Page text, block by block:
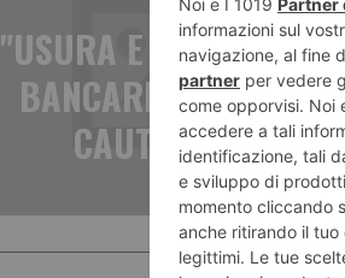
"USURA E ANATOCISMO
BANCARI, POSSIBILE
CAUTELARSI"